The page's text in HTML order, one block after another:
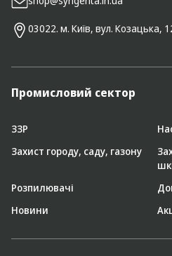
03022. м. Київ, вул. Козацька,
Промисловий сектор
ЗЗР
Захист городу, саду, газону
Розпилювачі
Новини